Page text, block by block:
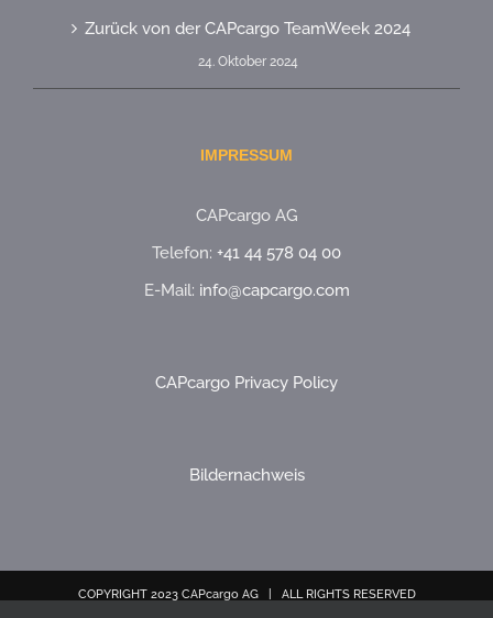
Zurück von der CAPcargo TeamWeek 2024
24. Oktober 2024
IMPRESSUM
CAPcargo AG
Telefon: +41 44 578 04 00
E-Mail: info@capcargo.com
CAPcargo Privacy Policy
Bildernachweis
COPYRIGHT 2023 CAPcargo AG | ALL RIGHTS RESERVED